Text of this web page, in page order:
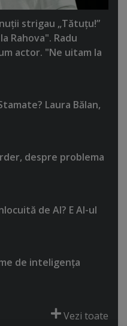
strigau „Tătuţu!”
Rahova". Radu
actor. "Ne uitam la
Laura Bălan,
despre problema
de AI? E AI-ul
de inteligenţa
Vezi toate